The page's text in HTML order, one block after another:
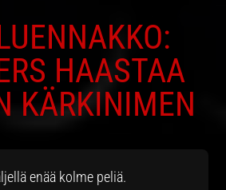
HAASTAA
KÄRKINIMEN
enää kolme peliä.